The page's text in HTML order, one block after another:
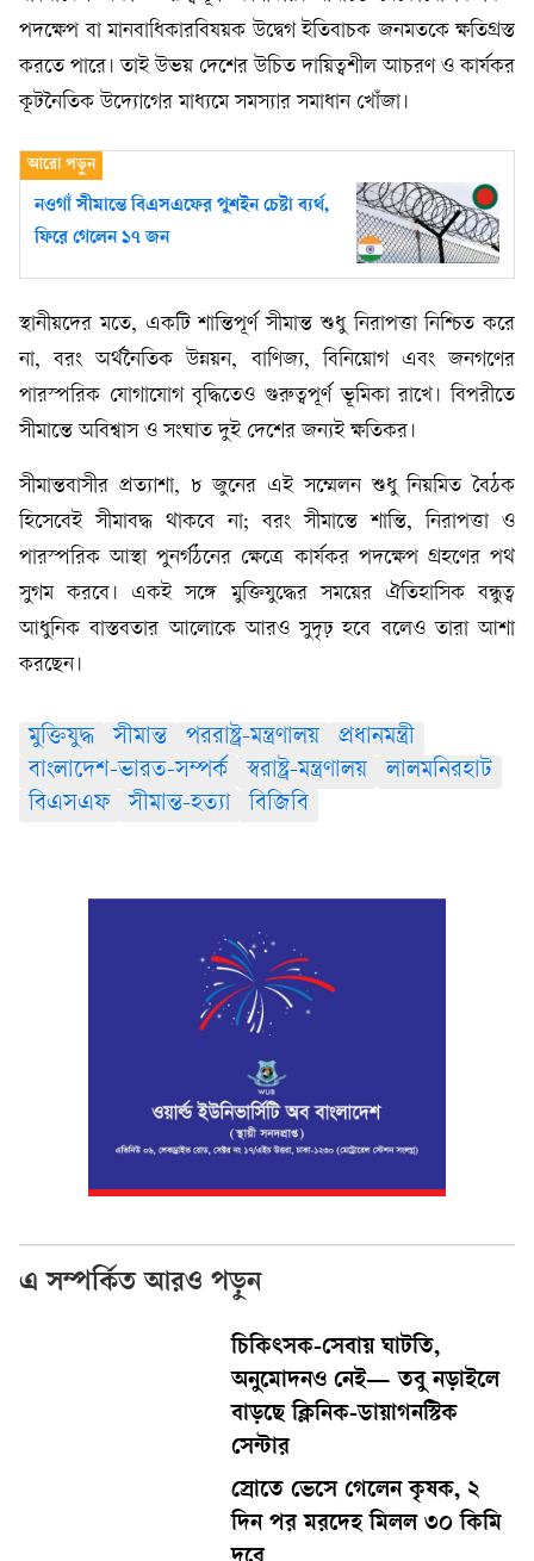
পদক্ষেপ বা মানবাধিকারবিষয়ক উদ্বেগ ইতিবাচক জনমতকে ক্ষতিগ্রস্ত
করতে পারে। তাই উভয় দেশের উচিত দায়িত্বশীল আচরণ ও কার্যকর
কূটনৈতিক উদ্যোগের মাধ্যমে সমস্যার সমাধান খোঁজা।
নওগাঁ সীমান্তে বিএসএফের পুশইন চেষ্টা ব্যর্থ,
ফিরে গেলেন ১৭ জন
স্থানীয়দের মতে, একটি শান্তিপূর্ণ সীমান্ত শুধু নিরাপত্তা নিশ্চিত করে
না, বরং অর্থনৈতিক উন্নয়ন, বাণিজ্য, বিনিয়োগ এবং জনগণের
পারস্পরিক যোগাযোগ বৃদ্ধিতেও গুরুত্বপূর্ণ ভূমিকা রাখে। বিপরীতে
সীমান্তে অবিশ্বাস ও সংঘাত দুই দেশের জন্যই ক্ষতিকর।
সীমান্তবাসীর প্রত্যাশা, ৮ জুনের এই সম্মেলন শুধু নিয়মিত বৈঠক
হিসেবেই সীমাবদ্ধ থাকবে না; বরং সীমান্তে শান্তি, নিরাপত্তা ও
পারস্পরিক আস্থা পুনর্গঠনের ক্ষেত্রে কার্যকর পদক্ষেপ গ্রহণের পথ
সুগম করবে। একই সঙ্গে মুক্তিযুদ্ধের সময়ের ঐতিহাসিক বন্ধুত্ব
আধুনিক বাস্তবতার আলোকে আরও সুদৃঢ় হবে বলেও তারা আশা
করছেন।
মুক্তিযুদ্ধ সীমান্ত পররাষ্ট্র-মন্ত্রণালয়
প্রধানমন্ত্রী
বাংলাদেশ-ভারত-সম্পর্ক
স্বরাষ্ট্র-মন্ত্রণালয়
লালমনিরহাট
বিএসএফ
সীমান্ত-হত্যা বিজিবি
এ সম্পর্কিত আরও পড়ুন
চিকিৎসক-সেবায় ঘাটতি,
অনুমোদনও নেই— তবু নড়াইলে
বাড়ছে ক্লিনিক-ডায়াগনস্টিক
সেন্টার
স্রোতে ভেসে গেলেন কৃষক, ২
দিন পর মরদেহ মিলল ৩০ কিমি